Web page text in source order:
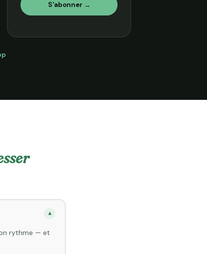
S'abonner →
▾
rythme — et